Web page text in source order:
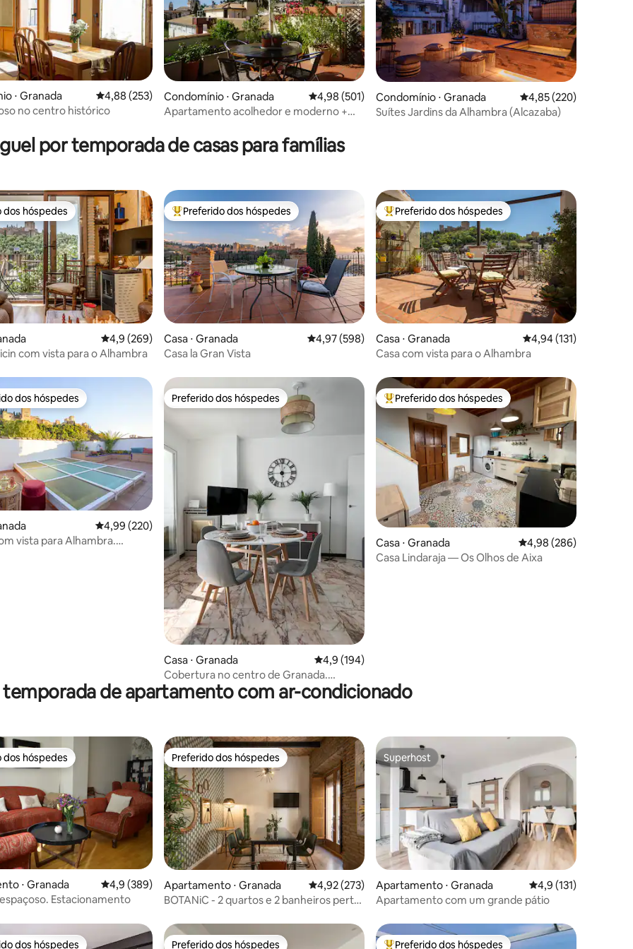
de 5, 237 avaliações
⋅ Granada 4,88 de uma avaliação média de 5, 253 avaliações
4,88 (253)
no centro histórico
Condomínio ⋅ Granada 4,98 de uma avaliação média de 5, 501 avaliações
4,98 (501)
Apartamento acolhedor e moderno +
Condomínio ⋅ Granada 4,85 de uma avaliação
4,85 (220)
Suítes Jardins da Alhambra (Alcazaba)
por temporada de casas para famílias
de 5, 207 avaliações
dos hóspedes
dos hóspedes
4,9 de uma avaliação média de 5, 269 avaliações
4,9 (269)
com vista para o Alhambra
Entre os melhores preferidos dos hóspedes
Preferido dos hóspedes
Casa ⋅ Granada 4,97 de uma avaliação média de 5, 598 avaliações
4,97 (598)
Casa la Gran Vista
Entre os melhores preferidos dos hóspedes
Preferido dos hóspedes
Casa ⋅ Granada 4,94 de uma avaliação
4,94 (131)
Casa com vista para o Alhambra
de 5, 110 avaliações
preferidos dos hóspedes
dos hóspedes
4,99 de uma avaliação média de 5, 220 avaliações
4,99 (220)
vista para Alhambra.
Preferido dos hóspedes
Preferido dos hóspedes
Casa ⋅ Granada 4,9 de uma avaliação média de 5, 194 avaliações
4,9 (194)
Cobertura no centro de Granada.
Estacionamento opcional
Entre os melhores preferidos dos hóspedes
Preferido dos hóspedes
Casa ⋅ Granada 4,98 de uma avaliação
4,98 (286)
Casa Lindaraja — Os Olhos de Aixa
de apartamento com ar-condicionado
de 5, 237 avaliações
dos hóspedes
dos hóspedes
⋅ Granada 4,9 de uma avaliação média de 5, 389 avaliações
4,9 (389)
Estacionamento
Preferido dos hóspedes
Preferido dos hóspedes
Apartamento ⋅ Granada 4,92 de uma avaliação média de 5, 273 avaliações
4,92 (273)
BOTANiC - 2 quartos e 2 banheiros perto
Superhost
Superhost
Apartamento ⋅ Granada 4,9 de uma avaliação
4,9 (131)
Apartamento com um grande pátio
dos hóspedes Preferido dos hóspedes Preferido dos hóspedes